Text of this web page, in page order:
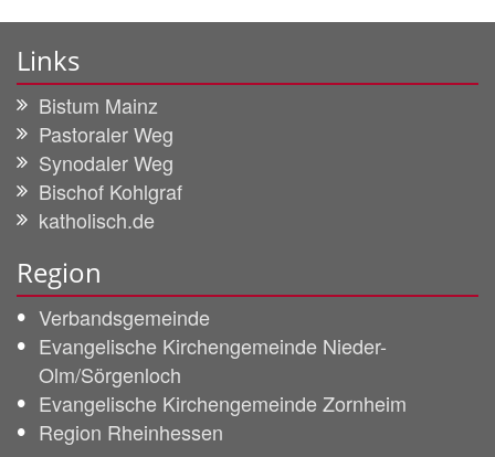
Links
Bistum Mainz
Pastoraler Weg
Synodaler Weg
Bischof Kohlgraf
katholisch.de
Region
Verbandsgemeinde
Evangelische Kirchengemeinde Nieder-
Olm/Sörgenloch
Evangelische Kirchengemeinde Zornheim
Region Rheinhessen